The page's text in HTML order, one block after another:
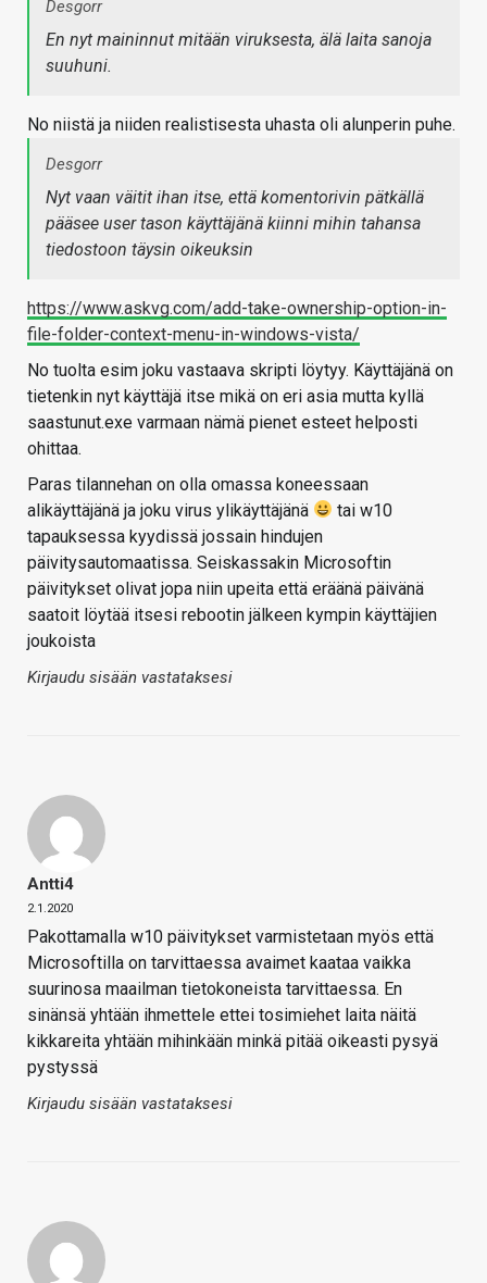
Desgorr
En nyt maininnut mitään viruksesta, älä laita sanoja
suuhuni.
No niistä ja niiden realistisesta uhasta oli alunperin puhe.
Desgorr
Nyt vaan väitit ihan itse, että komentorivin pätkällä
pääsee user tason käyttäjänä kiinni mihin tahansa
tiedostoon täysin oikeuksin
https://www.askvg.com/add-take-ownership-option-in-
file-folder-context-menu-in-windows-vista/
No tuolta esim joku vastaava skripti löytyy. Käyttäjänä on
tietenkin nyt käyttäjä itse mikä on eri asia mutta kyllä
saastunut.exe varmaan nämä pienet esteet helposti
ohittaa.
Paras tilannehan on olla omassa koneessaan
alikäyttäjänä ja joku virus ylikäyttäjänä
tai w10
tapauksessa kyydissä jossain hindujen
päivitysautomaatissa. Seiskassakin Microsoftin
päivitykset olivat jopa niin upeita että eräänä päivänä
saatoit löytää itsesi rebootin jälkeen kympin käyttäjien
joukoista
Kirjaudu sisään vastataksesi
Antti4
2.1.2020
Pakottamalla w10 päivitykset varmistetaan myös että
Microsoftilla on tarvittaessa avaimet kaataa vaikka
suurinosa maailman tietokoneista tarvittaessa. En
sinänsä yhtään ihmettele ettei tosimiehet laita näitä
kikkareita yhtään mihinkään minkä pitää oikeasti pysyä
pystyssä
Kirjaudu sisään vastataksesi